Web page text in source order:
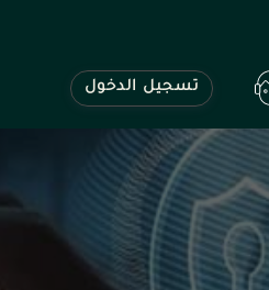
تسجيل الدخول